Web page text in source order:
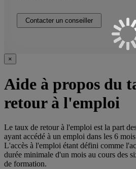
Contacter un conseiller
×
Aide à propos du
retour à l'emploi
Le taux de retour à l'emploi est la part
ayant accédé à un emploi dans les 6
L'accès à l'emploi étant défini comme
durée minimale d'un mois au cours des
de formation.